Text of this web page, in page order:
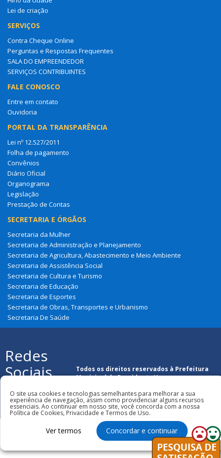
Lei de criação
SERVIÇOS
Contra Cheque Online
Perguntas e Respostas Frequentes
SALA DO EMPREENDEDOR
SERVIÇOS CONTRIBUINTES
FALE CONOSCO
Entre em contato
Ouvidoria
PORTAL DA TRANSPARÊNCIA
Lei nº 12.527/2011
Folha de pagamento
Convênios
Diário Oficial
Organograma
Legislação
Prestação de Contas
SECRETARIA E ÓRGÃOS
Secretaria da Mulher
Secretaria de Administração e Planejamento
Secretaria de Agricultura, Abastecimento e Meio Ambiente
Secretaria de Assistência Social
Secretaria de Cultura e Turismo
Secretaria de Educação
Secretaria de Esportes
Secretaria de Obras, Transportes e Urbanismo
Secretaria De Saúde
Redes
Sociais
Todos os direitos reservados à Prefeitura
Municipal de Presidente Vargas
O site usa cookies e tecnologias semelhantes para melhorar a sua
experiência de navegação, assim como providenciar alguns recursos
essenciais. Ao continuar em nosso site, você concorda com a nossa
Política de Cookies, Privacidade e Termos de Uso.
Ver termos Concordar e continuar